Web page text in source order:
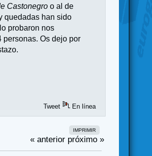
Castonegro o al de
quedadas han sido
probaron nos
personas. Os dejo por
Tweet En línea
IMPRIMIR
« anterior próximo »